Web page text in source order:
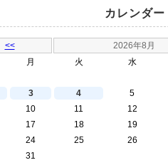
カレンダー
<<
2026年8月
月 火 水
3 4 5
10 11 12
17 18 19
24 25 26
31